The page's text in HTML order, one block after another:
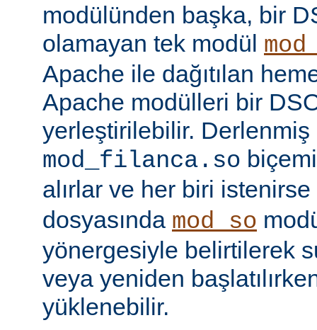
modülünden başka, bir
olamayan tek modül
Apache ile dağıtılan
Apache modülleri bir
yerleştirilebilir.
mod_filanca.so
alırlar ve her biri istenirse
dosyasında mod_so
yönergesiyle belirtilerek
veya yeniden
yüklenebilir.